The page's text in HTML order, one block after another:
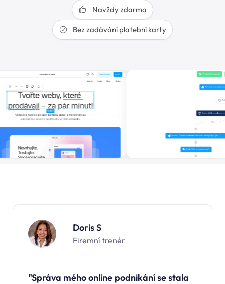
Navždy zdarma
Bez zadávání platební karty
Doris S
Firemní trenér
"Správa mého online podnikání se stala